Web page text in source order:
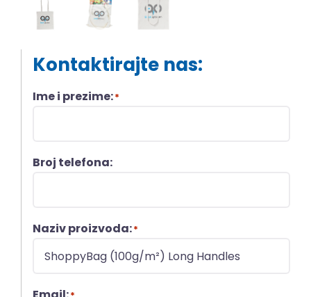
Kontaktirajte nas:
Ime i prezime:*
Broj telefona:
Naziv proizvoda:*